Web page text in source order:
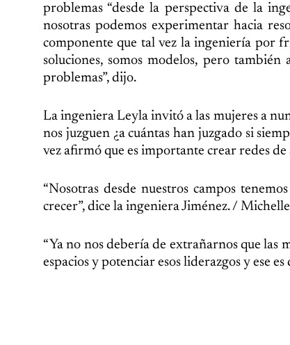
problemas “desde la perspectiva de la
nosotras podemos experimentar hacia
componente que tal vez la ingeniería por
soluciones, somos modelos, pero también
problemas”, dijo.
La ingeniera Leyla invitó a las mujeres a
nos juzguen ¿a cuántas han juzgado si
vez afirmó que es importante crear redes
“Nosotras desde nuestros campos
crecer”, dice la ingeniera Jiménez. /
“Ya no nos debería de extrañarnos que las
espacios y potenciar esos liderazgos y ese